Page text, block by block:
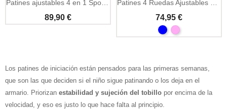
89,90 € 74,95 €
Los patines de iniciación están pensados para las primeras semanas,
que son las que deciden si el niño sigue patinando o los deja en el
armario. Priorizan estabilidad y sujeción del tobillo por encima de la
velocidad, y eso es justo lo que hace falta al principio.